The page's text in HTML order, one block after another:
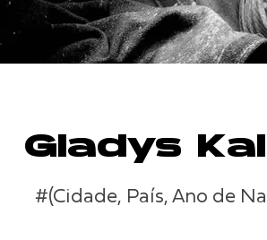
Gladys
#(Cidade, País, Ano de